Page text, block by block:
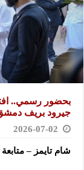
بحضور رسمي..
جيرود بريف
2026-07-02
شام تايمز – متابعة